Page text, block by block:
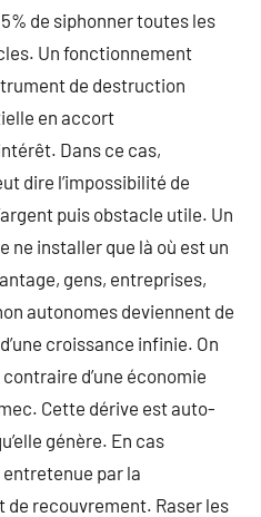
de siphonner toutes les
Un fonctionnement
de destruction
en accort
Dans ce cas,
dire l’impossibilité de
puis obstacle utile. Un
ne installer que là où est un
gens, entreprises,
autonomes deviennent de
croissance infinie. On
d’une économie
Cette dérive est auto-
génère. En cas
par la
de recouvrement. Raser les